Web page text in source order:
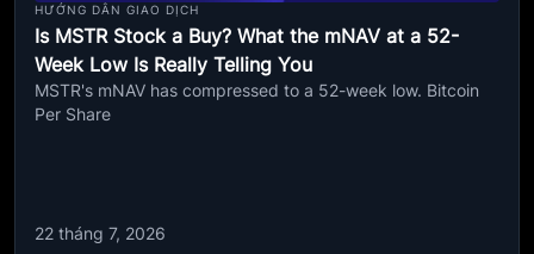
HƯỚNG DẪN GIAO DỊCH
Is MSTR Stock a Buy? What the mNAV at a 52-
Week Low Is Really Telling You
MSTR's mNAV has compressed to a 52-week low. Bitcoin
Per Share
22 tháng 7, 2026